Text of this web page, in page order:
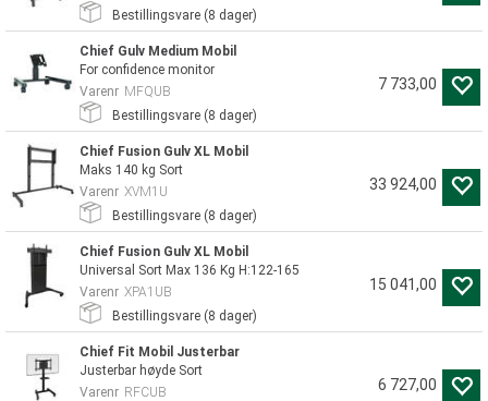
Bestillingsvare (8 dager)
Chief Gulv Medium Mobil
For confidence monitor
Varenr MFQUB
Bestillingsvare (8 dager)
7 733,00
Chief Fusion Gulv XL Mobil
Maks 140 kg Sort
Varenr XVM1U
Bestillingsvare (8 dager)
33 924,00
Chief Fusion Gulv XL Mobil
Universal Sort Max 136 Kg H:122-165
Varenr XPA1UB
Bestillingsvare (8 dager)
15 041,00
Chief Fit Mobil Justerbar
Justerbar høyde Sort
Varenr RFCUB
6 727,00